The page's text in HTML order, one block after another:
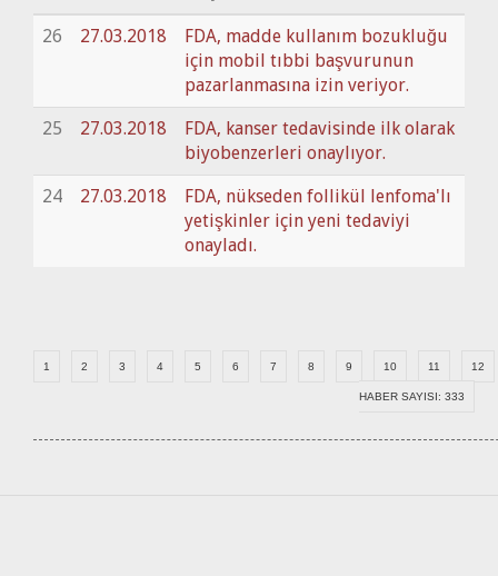
26 27.03.2018
FDA, madde kullanım bozukluğu
için mobil tıbbi başvurunun
pazarlanmasına izin veriyor.
25 27.03.2018
FDA, kanser tedavisinde ilk olarak
biyobenzerleri onaylıyor.
24 27.03.2018
FDA, nükseden follikül lenfoma'lı
yetişkinler için yeni tedaviyi
onayladı.
1 2 3 4 5 6 7 8 9 10 11 12
HABER SAYISI: 333